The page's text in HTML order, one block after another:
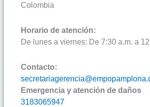
Colombia
Horario de atención:
De lunes a viernes: De 7:30 a.m. a
Contacto:
Emergencia y atención de daños
3183065947